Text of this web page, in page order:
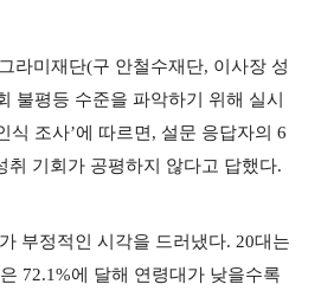
라미재단(구 안철수재단, 이사장 성
불평등 수준을 파악하기 위해 실시
식 조사’에 따르면, 설문 응답자의 6
취 기회가 공평하지 않다고 답했다.
부정적인 시각을 드러냈다. 20대는
72.1%에 달해 연령대가 낮을수록